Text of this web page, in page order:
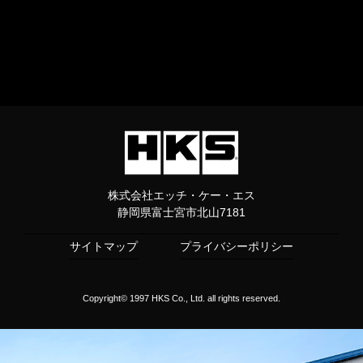
株式会社エッチ・ケー・エス
静岡県富士宮市北山7181
サイトマップ プライバシーポリシー
Copyright© 1997 HKS Co., Ltd. all rights reserved.